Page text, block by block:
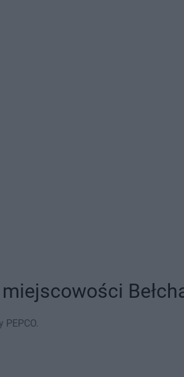
miejscowości